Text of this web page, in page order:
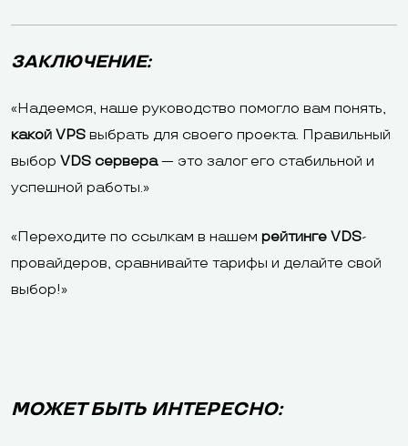
ЗАКЛЮЧЕНИЕ:
«Надеемся, наше руководство помогло вам понять,
какой VPS выбрать для своего проекта. Правильный
выбор VDS сервера— это залог его стабильной и
успешной работы.»
«Переходите по ссылкам в нашем рейтинге VDS-
провайдеров, сравнивайте тарифы и делайте свой
выбор!»
МОЖЕТ БЫТЬ ИНТЕРЕСНО: